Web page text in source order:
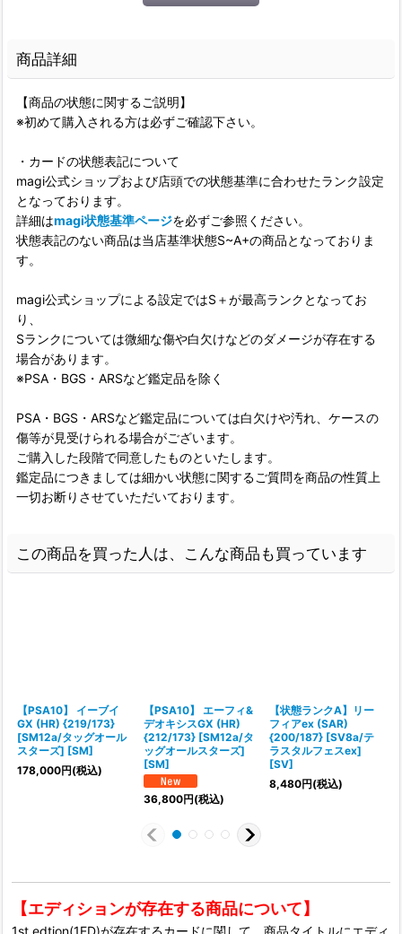
商品詳細
【商品の状態に関するご説明】
※初めて購入される方は必ずご確認下さい。
・カードの状態表記について
magi公式ショップおよび店頭での状態基準に合わせたランク設定
となっております。
詳細はmagi状態基準ページを必ずご参照ください。
状態表記のない商品は当店基準状態S~A+の商品となっておりま
す。
magi公式ショップによる設定ではS＋が最高ランクとなってお
り、
Sランクについては微細な傷や白欠けなどのダメージが存在する
場合があります。
※PSA・BGS・ARSなど鑑定品を除く
PSA・BGS・ARSなど鑑定品については白欠けや汚れ、ケースの
傷等が見受けられる場合がございます。
ご購入した段階で同意したものといたします。
鑑定品につきましては細かい状態に関するご質問を商品の性質上
一切お断りさせていただいております。
この商品を買った人は、こんな商品も買っています
【PSA10】 イーブイ
GX (HR) {219/173}
[SM12a/タッグオール
スターズ] [SM]
178,000円(税込)
【PSA10】 エーフィ&
デオキシスGX (HR)
{212/173} [SM12a/タ
ッグオールスターズ]
[SM]
36,800円(税込)
【状態ランクA】リー
フィアex (SAR)
{200/187} [SV8a/テ
ラスタルフェスex]
[SV]
8,480円(税込)
【エディションが存在する商品について】